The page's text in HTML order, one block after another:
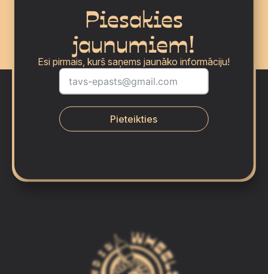
Piesakies
jaunumiem!
Esi pirmais, kurš saņems jaunāko informāciju!
Pieteikties